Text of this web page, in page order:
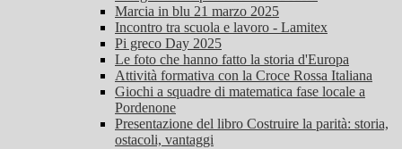
Marcia in blu 21 marzo 2025
Incontro tra scuola e lavoro - Lamitex
Pi greco Day 2025
Le foto che hanno fatto la storia d'Europa
Attività formativa con la Croce Rossa Italiana
Giochi a squadre di matematica fase locale a
Pordenone
Presentazione del libro Costruire la parità: storia,
ostacoli, vantaggi